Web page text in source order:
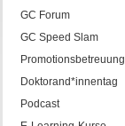
GC Forum
GC Speed Slam
Promotionsbetreuung
Doktorand*innentag
Podcast